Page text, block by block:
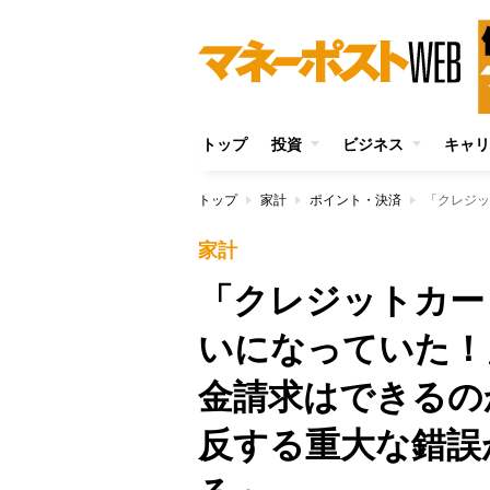
トップ 投資 ビジネス キャ
トップ 家計 ポイント・決済
家計
「クレジットカ
いになっていた
金請求はできる
反する重大な錯